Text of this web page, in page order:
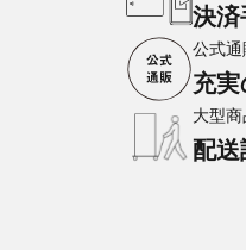
決済
公式
充
大型
配